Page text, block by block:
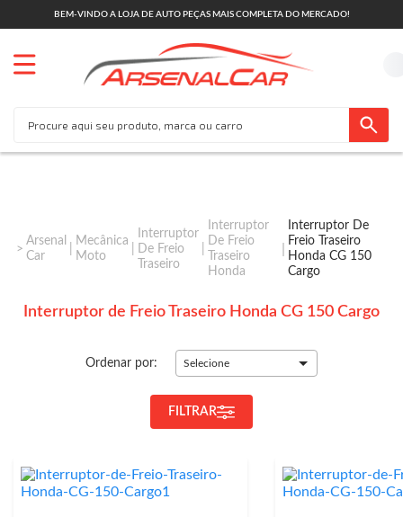
BEM-VINDO A LOJA DE AUTO PEÇAS MAIS COMPLETA DO MERCADO!
Arsenal
Car
Mecânica
Moto
Interruptor
De Freio
Traseiro
Interruptor
De Freio
Traseiro
Honda
Interruptor De
Freio Traseiro
Honda CG 150
Cargo
Interruptor de Freio Traseiro Honda CG 150 Cargo
Ordenar por: Selecione
FILTRAR